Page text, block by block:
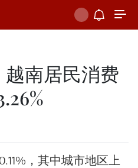
越南居民消费
，其中城市地区上